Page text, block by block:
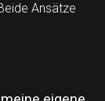
Ansätze